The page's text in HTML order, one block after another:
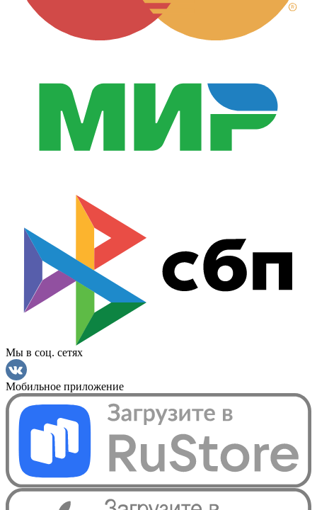
Мы в соц. сетях
Мобильное приложение